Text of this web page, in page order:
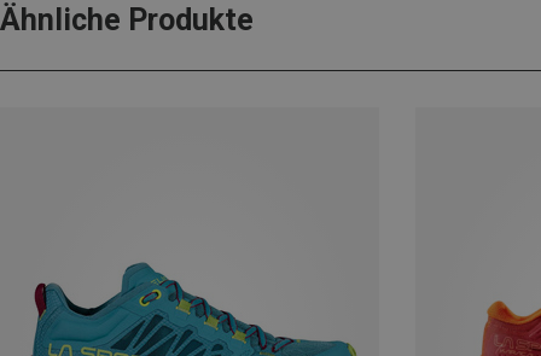
Ähnliche Produkte